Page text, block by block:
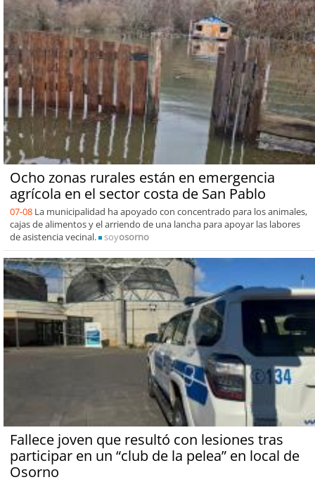
Ocho zonas rurales están en emergencia
agrícola en el sector costa de San Pablo
07-08 La municipalidad ha apoyado con concentrado para los animales,
cajas de alimentos y el arriendo de una lancha para apoyar las labores
de asistencia vecinal.
soyosorno
Fallece joven que resultó con lesiones tras
participar en un “club de la pelea” en local de
Osorno